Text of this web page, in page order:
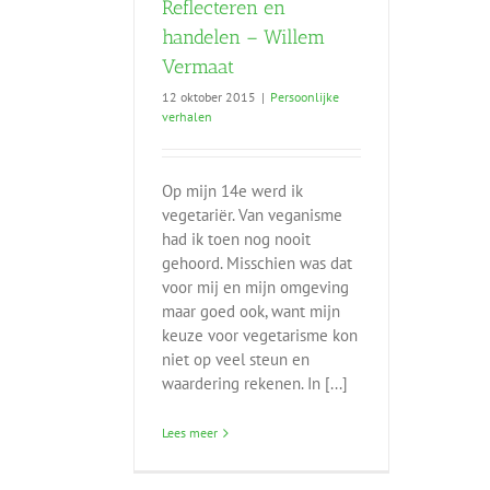
Reflecteren en
handelen – Willem
Vermaat
12 oktober 2015 | Persoonlijke
verhalen
Op mijn 14e werd ik
vegetariër. Van veganisme
had ik toen nog nooit
gehoord. Misschien was dat
voor mij en mijn omgeving
maar goed ook, want mijn
keuze voor vegetarisme kon
niet op veel steun en
waardering rekenen. In [...]
Lees meer